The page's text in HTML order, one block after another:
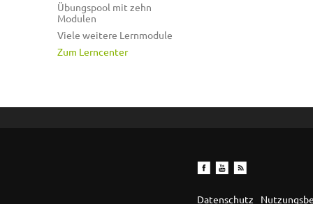
Übungspool mit zehn
Modulen
Viele weitere Lernmodule
Zum Lerncenter
Datenschutz